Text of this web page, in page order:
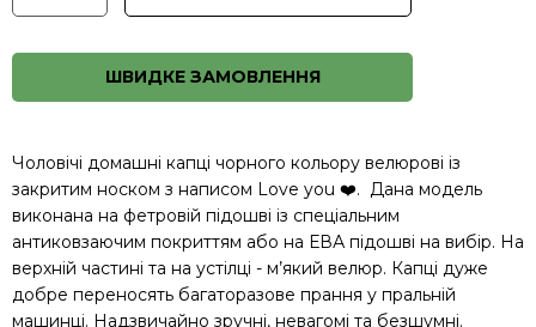
ШВИДКЕ ЗАМОВЛЕННЯ
Чоловічі домашні капці чорного кольору велюрові із
закритим носком з написом Love you ❤️. Дана модель
виконана на фетровій підошві із спеціальним
антиковзаючим покриттям або на ЕВА підошві на вибір. На
верхній частині та на устілці - м’який велюр. Капці дуже
добре переносять багаторазове прання у пральній
машинці. Надзвичайно зручні, невагомі та безшумні.